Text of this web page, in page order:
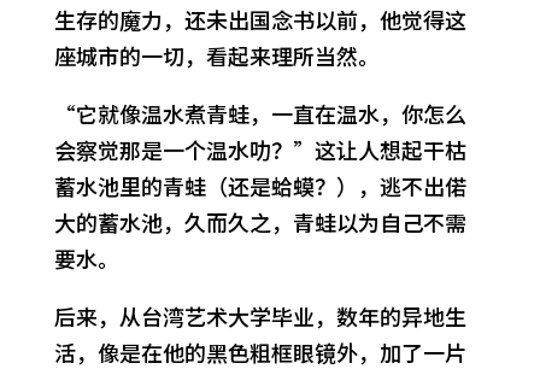
生存的魔力，还未出国念书以前，他觉得这
座城市的一切，看起来理所当然。
“它就像温水煮青蛙，一直在温水，你怎么
会察觉那是一个温水叻？”这让人想起干枯
蓄水池里的青蛙（还是蛤蟆？），逃不出偌
大的蓄水池，久而久之，青蛙以为自己不需
要水。
后来，从台湾艺术大学毕业，数年的异地生
活，像是在他的黑色粗框眼镜外，加了一片